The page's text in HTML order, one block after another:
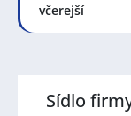
včerejší
Sídlo